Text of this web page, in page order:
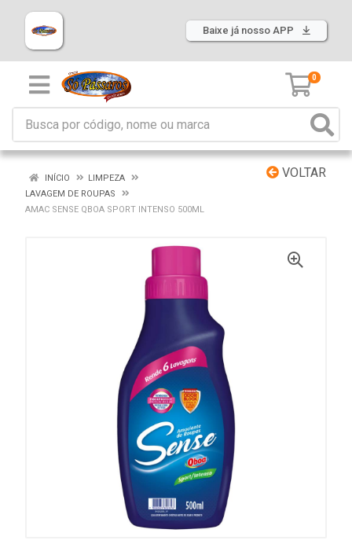
Baixe já nosso APP
0
VOLTAR
INÍCIO
LIMPEZA
LAVAGEM DE ROUPAS
AMAC SENSE QBOA SPORT INTENSO 500ML